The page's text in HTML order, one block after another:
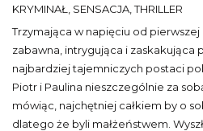
KRYMINAŁ, SENSACJA, THRILLER
Trzymająca w napięciu od pierwszej
zabawna, intrygująca i zaskakująca
najbardziej tajemniczych postaci
Piotr i Paulina nieszczególnie za
mówiąc, najchętniej całkiem by o
dlatego że byli małżeństwem.